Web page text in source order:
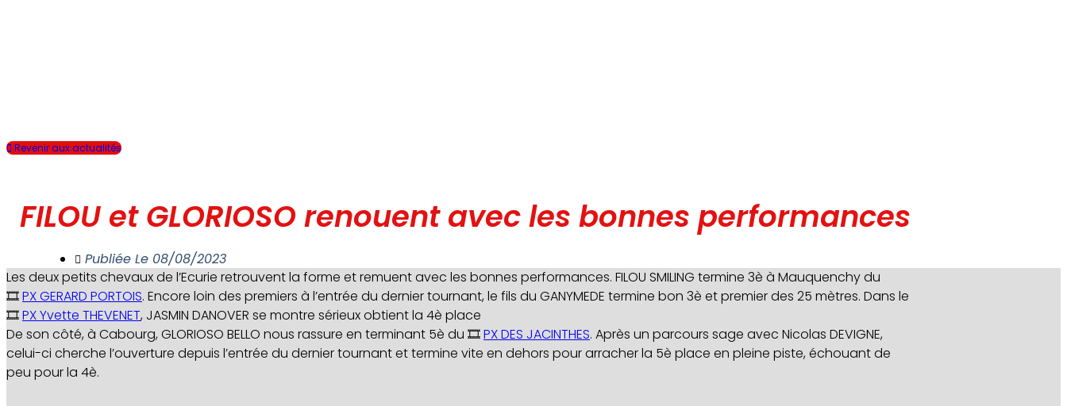
Revenir aux actualités
FILOU et GLORIOSO renouent avec les bonnes performances
Publiée Le 08/08/2023
Les deux petits chevaux de l’Ecurie retrouvent la forme et remuent avec les bonnes performances. FILOU SMILING termine 3è à Mauquenchy du
🎞️PX GERARD PORTOIS. Encore loin des premiers à l’entrée du dernier tournant, le fils du GANYMEDE termine bon 3è et premier des 25 mètres. Dans le
🎞️PX Yvette THEVENET, JASMIN DANOVER se montre sérieux obtient la 4è place
De son côté, à Cabourg, GLORIOSO BELLO nous rassure en terminant 5è du 🎞️PX DES JACINTHES. Après un parcours sage avec Nicolas DEVIGNE,
celui-ci cherche l’ouverture depuis l’entrée du dernier tournant et termine vite en dehors pour arracher la 5è place en pleine piste, échouant de
peu pour la 4è.